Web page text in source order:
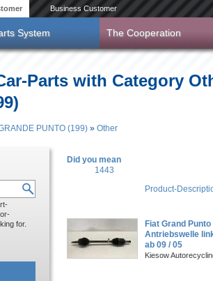
Business Customer
System The Cooperation
Parts with Category
PUNTO (199) » Other
Did you mean
1443
Product-
Fiat Grand Punto
Antriebswelle
ab 09 / 05
Kiesow
for.